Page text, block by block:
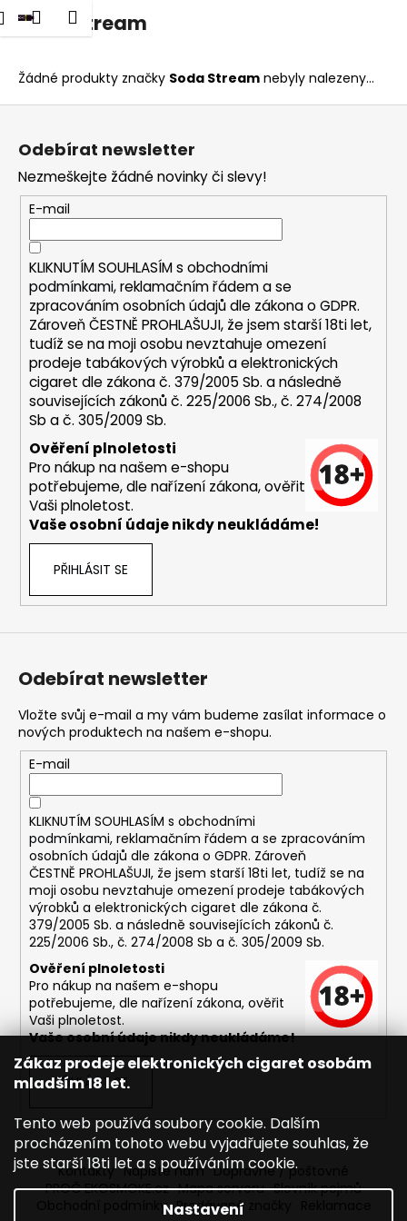
Zákaz prodeje elektronických cigaret osobám
mladším 18 let.
Tento web používá soubory cookie. Dalším
procházením tohoto webu vyjadřujete souhlas, že
jste starší 18ti let a s používáním cookie.
Nastavení
Přejít
na
Přihlášení
Nákupní
Menu
Soda Stream
Žádné produkty značky Soda Stream nebyly nalezeny...
K
o
k C
p
o
t
e
b
u
e
e
n
a
?
o
p
o
u
u
m
ASPIRE
BVC
ŽHAVÍCÍ
HLAVA
1,8OHM
43
Kč
Odebírat newsletter
Nezmeškejte žádné novinky či slevy!
E-mail
KLIKNUTÍM SOUHLASÍM s obchodními
podmínkami,reklamačním řádem a se
zpracováním osobních údajů dle zákona oGDPR.
Zároveň ČESTNĚ PROHLAŠUJI, že jsem starší 18ti let,
tudíž se na moji osobu nevztahuje omezení
prodeje tabákových výrobků a elektronických
cigaret dle zákona č. 379/2005 Sb. a následně
souvisejících zákonů č. 225/2006 Sb., č. 274/2008
Sb a č. 305/2009 Sb.
Ověření plnoletosti
Pro nákup na našem e-shopu
potřebujeme, dle nařízení zákona, ověřit
Vaši plnoletost.
Vaše osobní údaje nikdy neukládáme!
PŘIHLÁSIT SE
Odebírat newsletter
Vložte svůj e-mail a my vám budeme zasílat informace o
nových produktech na našem e-shopu.
E-mail
KLIKNUTÍM SOUHLASÍM s obchodními
podmínkami, reklamačním řádem a se zpracováním
osobních údajů dle zákona o GDPR. Zároveň
ČESTNĚ PROHLAŠUJI, že jsem starší 18ti let, tudíž se na
moji osobu nevztahuje omezení prodeje tabákových
výrobků a elektronických cigaret dle zákona č.
379/2005 Sb. a následně souvisejících zákonů č.
225/2006 Sb., č. 274/2008 Sb a č. 305/2009 Sb.
Ověření plnoletosti
Pro nákup na našem e-shopu
potřebujeme, dle nařízení zákona, ověřit
Vaši plnoletost.
Vaše osobní údaje nikdy neukládáme!
PŘIHLÁSIT SE
Kontakty Napište nám Dopravné / poštovné
PROČ EKOSMOKE.cz Mapa serveru Slovník pojmů
Obchodní podmínky Prodávané značky